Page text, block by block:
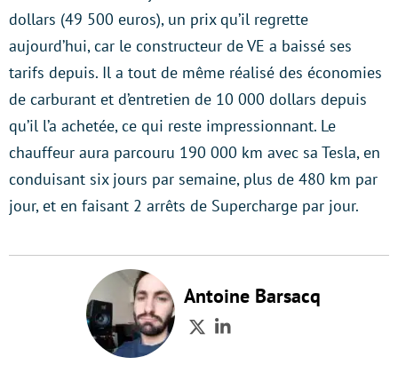
dollars (49 500 euros), un prix qu’il regrette
aujourd’hui, car le constructeur de VE a baissé ses
tarifs depuis. Il a tout de même réalisé des économies
de carburant et d’entretien de 10 000 dollars depuis
qu’il l’a achetée, ce qui reste impressionnant. Le
chauffeur aura parcouru 190 000 km avec sa Tesla, en
conduisant six jours par semaine, plus de 480 km par
jour, et en faisant 2 arrêts de Supercharge par jour.
Antoine Barsacq
TwitterLinkedIn